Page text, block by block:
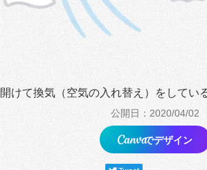
けて換気（空気の入れ替え）をしてい
公開日：2020/04/02
でデザイン